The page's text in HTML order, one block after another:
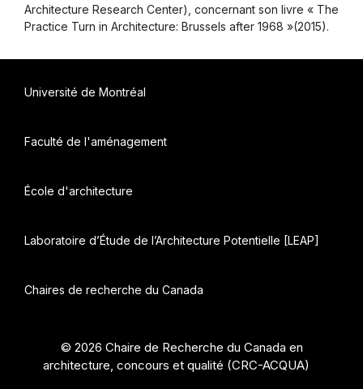
Architecture Research Center), concernant son livre « The
Practice Turn in Architecture: Brussels after 1968 »(2015).
Université de Montréal
Faculté de l'aménagement
École d'architecture
Laboratoire d’Étude de l’Architecture Potentielle [LEAP]
Chaires de recherche du Canada
© 2026 Chaire de Recherche du Canada en
architecture, concours et qualité (CRC-ACQUA)